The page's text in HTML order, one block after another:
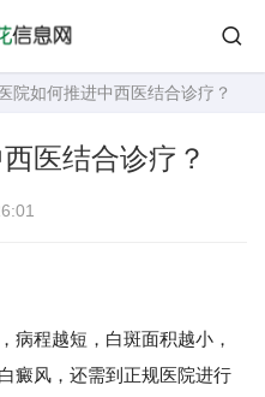
院如何推进中西医结合诊疗？
医结合诊疗？
程越短，白斑面积越小，
癜风，还需到正规医院进行